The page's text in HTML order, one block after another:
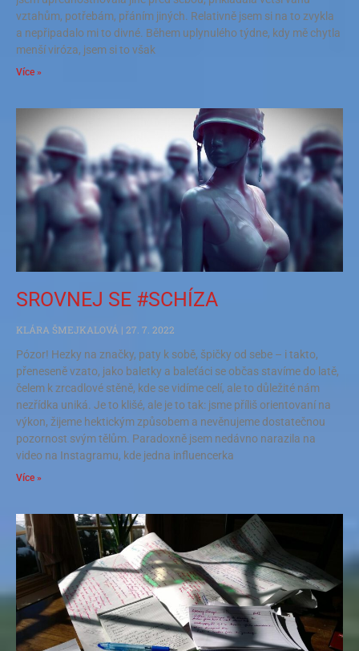
vztahům, potřebám, přáním jiných. Relativně jsem si na to zvykla
a nepřipadalo mi to divné. Během uplynulého týdne, kdy mě chytla
menší viróza, jsem si to však
Více »
SROVNEJ SE #SCHÍZA
KLÁRA ŠMEJKALOVÁ
27. 7. 2022
Pózor! Hezky na značky, paty k sobě, špičky od sebe – i takto,
přeneseně vzato, jako baletky a baleťáci se občas stavíme do latě,
čelem k zrcadlové stěně, kde se vidíme celí, ale to důležité nám
nezřídka uniká. Je to klišé, ale je to tak: jsme příliš orientovaní na
výkon, žijeme hektickým způsobem a nevěnujeme dostatečnou
pozornost svým tělům. Paradoxně jsem nedávno narazila na
video na Instagramu, kde jedna influencerka
Více »